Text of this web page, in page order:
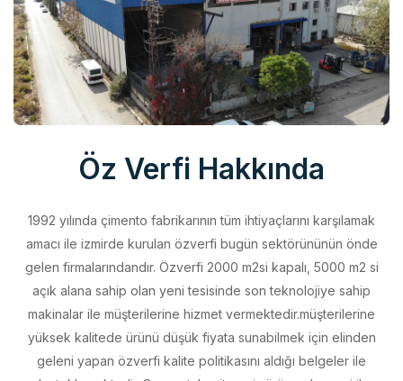
Öz Verfi Hakkında
1992 yılında çimento fabrikarının tüm ihtiyaçlarını karşılamak
gelen firmalarındandır. Özverfi 2000 m2si kapalı, 5000 m2 si
açık alana sahip olan yeni tesisinde son teknolojiye sahip
makinalar ile müşterilerine hizmet vermektedir.müşterilerine
yüksek kalitede ürünü düşük fiyata sunabilmek için elinden
geleni yapan özverfi kalite politikasını aldığı belgeler ile
desteklemektedir. Sac metale ait geniş ürün yelpazesi ile
hergeçen gün büyüyen özverfi nitelikli personeli ile daima